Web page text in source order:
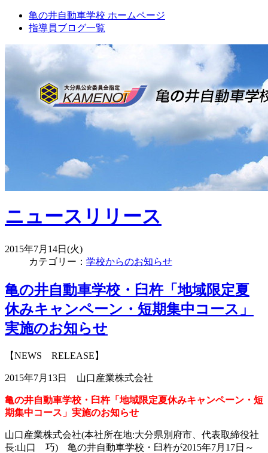
亀の井自動車学校 ホームページ
指導員ブログ一覧
ニュースリリース
2015年7月14日(火)
カテゴリー： 学校からのお知らせ
亀の井自動車学校・臼杵「地域限定夏
休みキャンペーン・短期集中コース」
実施のお知らせ
【NEWS RELEASE】
2015年7月13日 山口産業株式会社
亀の井自動車学校・臼杵「地域限定夏休みキャンペーン・短
期集中コース」実施のお知らせ
山口産業株式会社(本社所在地:大分県別府市、代表取締役社
長:山口 巧) 亀の井自動車学校・臼杵が2015年7月17日～